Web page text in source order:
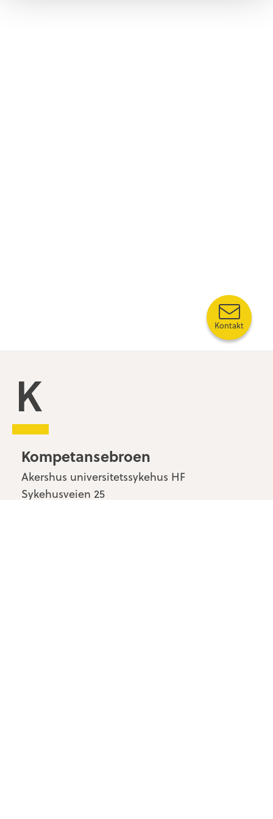
Kompetansebroen
Kompetansebroen
Akershus universitetssykehus HF
Sykehusveien 25
Kontakt